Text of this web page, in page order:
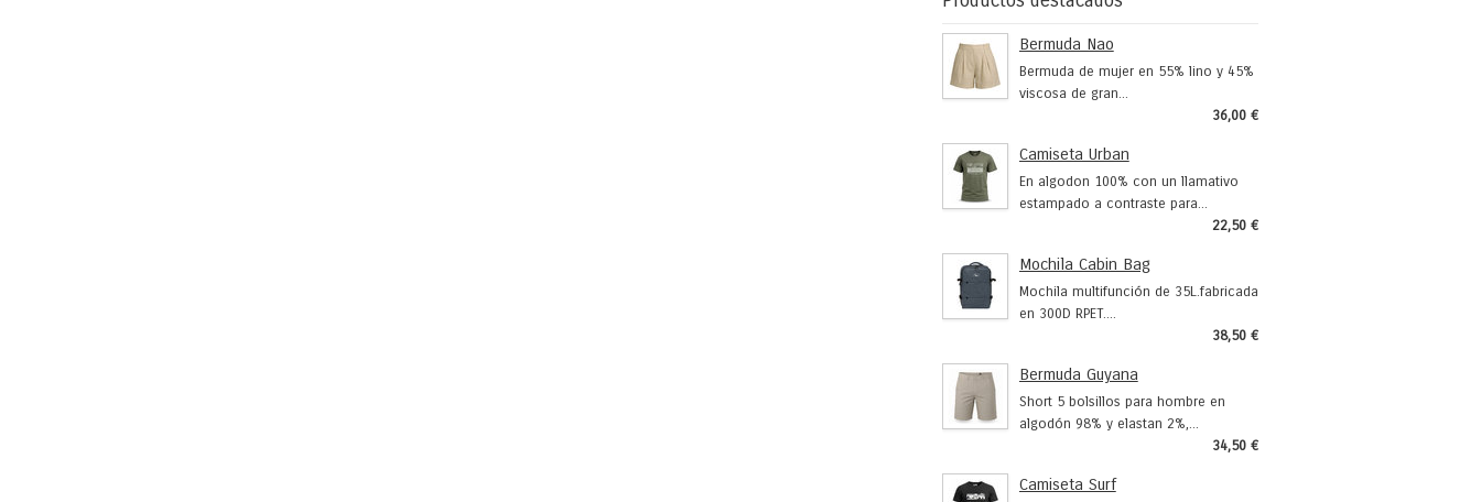
Bermuda Nao
Bermuda de mujer en 55% lino y 45%
viscosa de gran...
36,00 €
Camiseta Urban
En algodon 100% con un llamativo
estampado a contraste para...
22,50 €
Mochila Cabin Bag
Mochila multifunción de 35L.fabricada
en 300D RPET....
38,50 €
Bermuda Guyana
Short 5 bolsillos para hombre en
algodón 98% y elastan 2%,...
34,50 €
Camiseta Surf